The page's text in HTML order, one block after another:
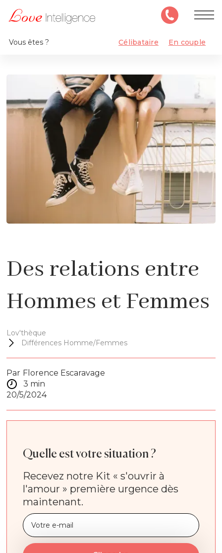
Vous êtes ? Célibataire En couple
Des relations entre
Hommes et Femmes
Lov'thèque
Différences Homme/Femmes
Par Florence Escaravage
3 min
20/5/2024
Quelle est votre situation ?
Recevez notre Kit « s'ouvrir à
l'amour » première urgence dès
maintenant.